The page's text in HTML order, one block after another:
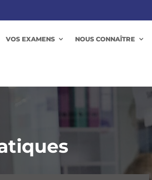
VOS EXAMENS NOUS CONNAÎTRE